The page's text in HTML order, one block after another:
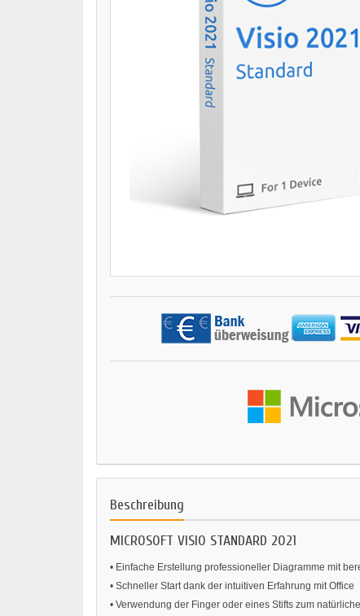
Beschreibung
MICROSOFT VISIO STANDARD 2021
• Einfache Erstellung professioneller Diagramme mit
• Schneller Start dank der intuitiven Erfahrung mit Office
• Verwendung der Finger oder eines Stifts zum